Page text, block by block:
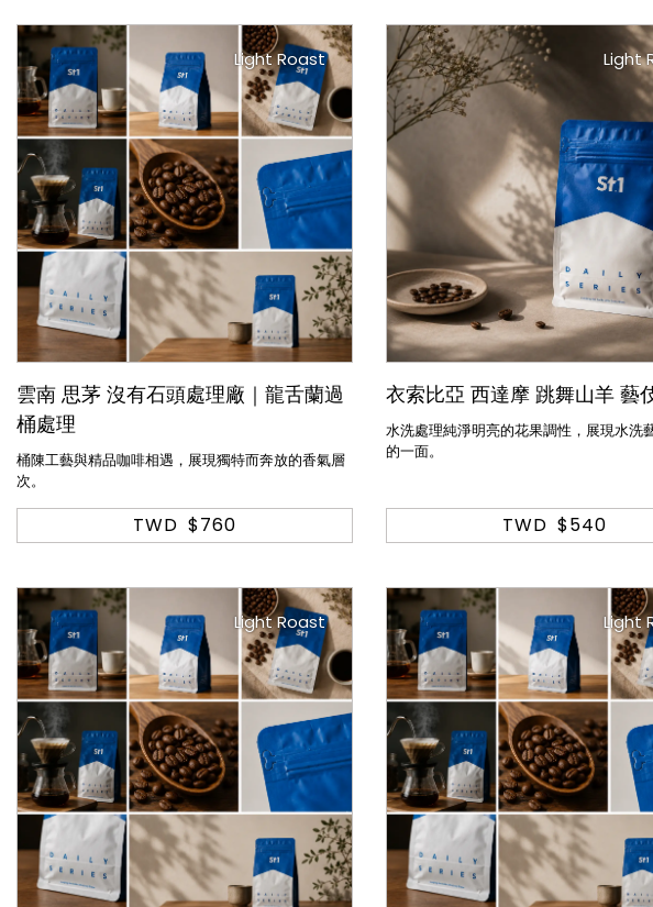
Light Roast
雲南 思茅 沒有石頭處理廠｜龍舌蘭過
桶處理
桶陳工藝與精品咖啡相遇，展現獨特而奔放的香氣層
次。
TWD $760
Light
衣索比亞 西達摩 跳舞山羊 藝
水洗處理純淨明亮的花果調性，展現水洗
的一面。
TWD $540
Light Roast Light